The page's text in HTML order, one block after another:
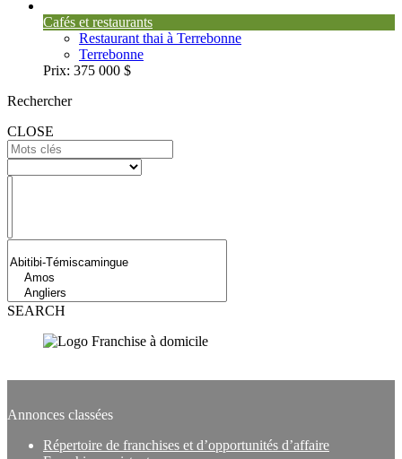
Cafés et restaurants
Restaurant thai à Terrebonne
Terrebonne
Prix: 375 000 $
Rechercher
CLOSE
SEARCH
Annonces classées
Répertoire de franchises et d’opportunités d’affaire